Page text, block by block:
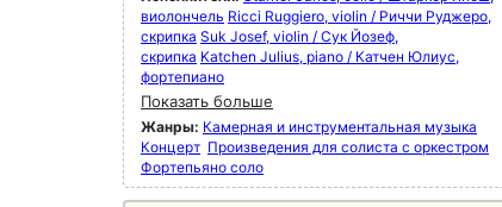
виолончель Ricci Ruggiero, violin / Риччи Руджеро,
скрипка Suk Josef, violin / Сук Йозеф,
скрипка Katchen Julius, piano / Катчен Юлиус,
фортепиано
Показать больше
Жанры: Камерная и инструментальная музыка
Концерт Произведения для солиста с оркестром
Фортепьяно соло